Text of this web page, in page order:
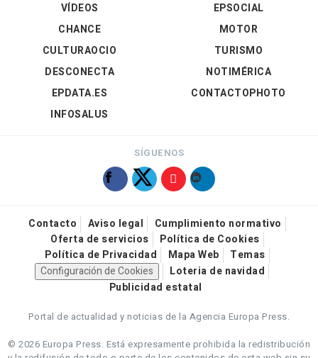
VÍDEOS
EPSOCIAL
CHANCE
CULTURAOCIO
DESCONECTA
EPDATA.ES
INFOSALUS
MOTOR
TURISMO
NOTIMÉRICA
CONTACTOPHOTO
SÍGUENOS
Contacto Aviso legal
Cumplimiento normativo
Oferta de servicios
Política de Cookies
Política de Privacidad
Mapa Web
Temas
Configuración de Cookies
Loteria de navidad
Publicidad estatal
Portal de actualidad y noticias de la Agencia Europa Press.
© 2026 Europa Press. Está expresamente prohibida la redistribución